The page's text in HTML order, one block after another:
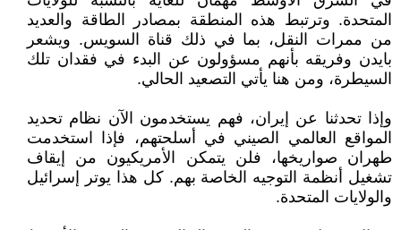
المتحدة. وترتبط هذه المنطقة بمصادر الطاقة والعديد
من ممرات النقل، بما في ذلك قناة السويس. ويشعر
بايدن وفريقه بأنهم مسؤولون عن البدء في فقدان تلك
السيطرة، ومن هنا يأتي التصعيد الحالي.
وإذا تحدثنا عن إيران، فهم يستخدمون الآن نظام تحديد
المواقع العالمي الصيني في أسلحتهم، فإذا استخدمت
طهران صواريخها، فلن يتمكن الأمريكيون من إيقاف
تشغيل أنظمة التوجيه الخاصة بهم. كل هذا يوتر إسرائيل
والولايات المتحدة.